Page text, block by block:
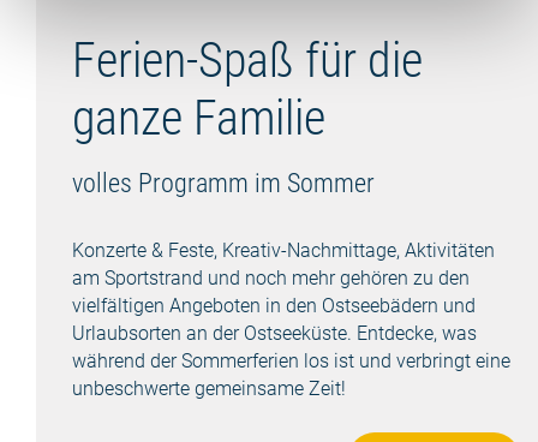
Ferien-Spaß für die
ganze Familie
volles Programm im Sommer
Konzerte & Feste, Kreativ-Nachmittage, Aktivitäten
am Sportstrand und noch mehr gehören zu den
vielfältigen Angeboten in den Ostseebädern und
Urlaubsorten an der Ostseeküste. Entdecke, was
während der Sommerferien los ist und verbringt eine
unbeschwerte gemeinsame Zeit!